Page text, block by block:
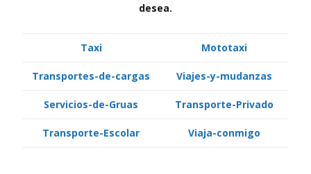
desea.
Taxi Mototaxi
Transportes-de-cargas Viajes-y-mudanzas
Servicios-de-Gruas Transporte-Privado
Transporte-Escolar Viaja-conmigo